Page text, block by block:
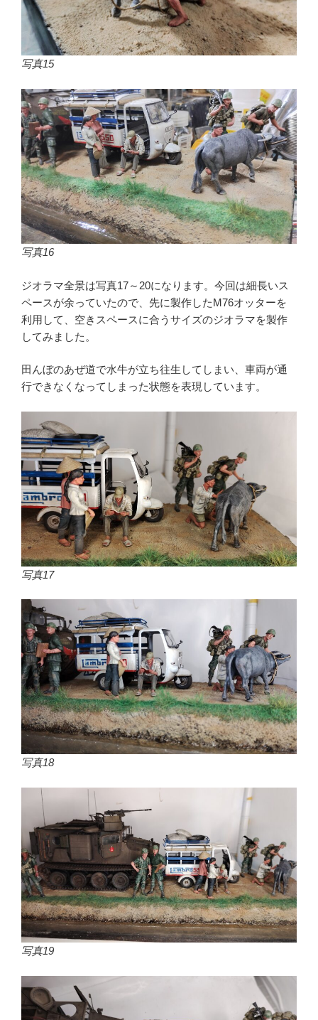
写真15
写真16
ジオラマ全景は写真17～20になります。今回は細長いス
ペースが余っていたので、先に製作したM76オッターを
利用して、空きスペースに合うサイズのジオラマを製作
してみました。
田んぼのあぜ道で水牛が立ち往生してしまい、車両が通
行できなくなってしまった状態を表現しています。
写真17
写真18
写真19